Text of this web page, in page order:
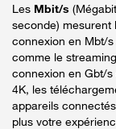
Les Mbit/s
seconde) mesurent
connexion en Mbt/
comme le
connexion en Gbt/
4K, les
appareils
plus votre